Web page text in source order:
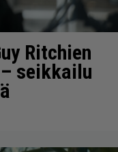
Ritchien
seikkailu